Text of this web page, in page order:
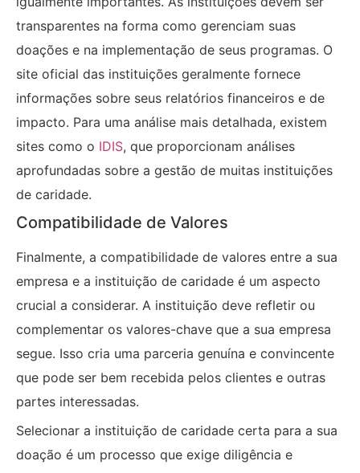
transparentes na forma como gerenciam suas
doações e na implementação de seus programas. O
site oficial das instituições geralmente fornece
informações sobre seus relatórios financeiros e de
impacto. Para uma análise mais detalhada, existem
sites como o IDIS, que proporcionam análises
aprofundadas sobre a gestão de muitas instituições
de caridade.
Compatibilidade de Valores
Finalmente, a compatibilidade de valores entre a sua
empresa e a instituição de caridade é um aspecto
crucial a considerar. A instituição deve refletir ou
complementar os valores-chave que a sua empresa
segue. Isso cria uma parceria genuína e convincente
que pode ser bem recebida pelos clientes e outras
partes interessadas.
Selecionar a instituição de caridade certa para a sua
doação é um processo que exige diligência e